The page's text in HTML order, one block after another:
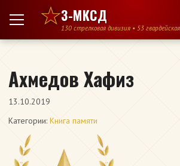
Перейти к содержимому
3-МКСД
130 стрелковая дивизия • 53
Ахмедов Хафиз
13.10.2019
Категории: Книга памяти